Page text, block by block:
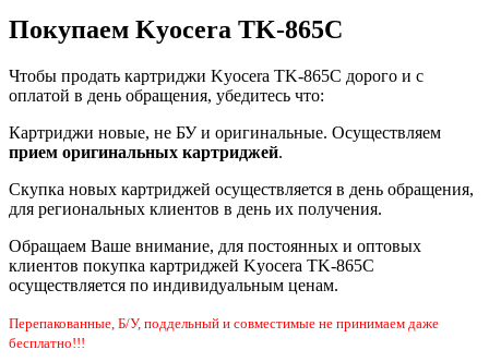
Покупаем Kyocera TK-865C
Чтобы продать картриджи Kyocera TK-865C дорого и с
оплатой в день обращения, убедитесь что:
Картриджи новые, не БУ и оригинальные. Осуществляем
прием оригинальных картриджей.
Скупка новых картриджей осуществляется в день обращения,
для региональных клиентов в день их получения.
Обращаем Ваше внимание, для постоянных и оптовых
клиентов покупка картриджей Kyocera TK-865C
осуществляется по индивидуальным ценам.
Перепакованные, Б/У, поддельный и совместимые не принимаем даже
бесплатно!!!